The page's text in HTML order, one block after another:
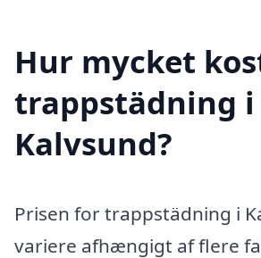
Hur mycket
trappstädning i
Kalvsund?
Prisen for trappstädning i
variere afhængigt af flere